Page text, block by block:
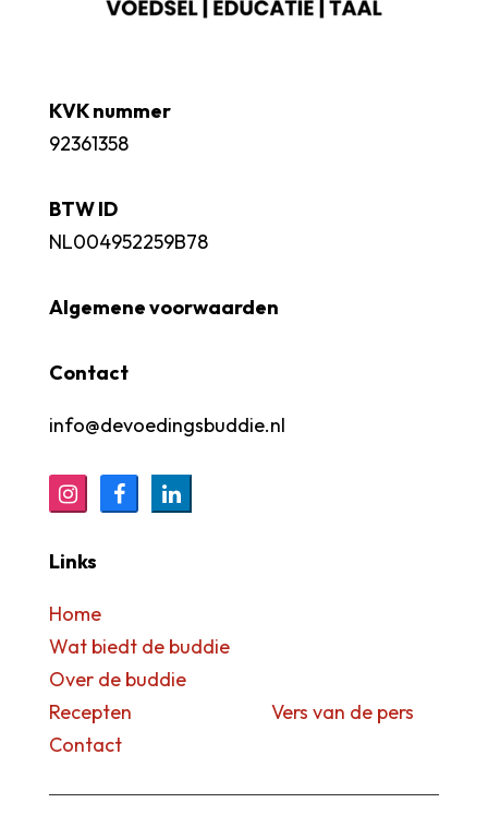
KVK nummer
92361358
BTW ID
NL004952259B78
Algemene voorwaarden
Contact
info@devoedingsbuddie.nl
Links
Home
Wat biedt de buddie
Over de buddie
Recepten Vers van de pers
Contact